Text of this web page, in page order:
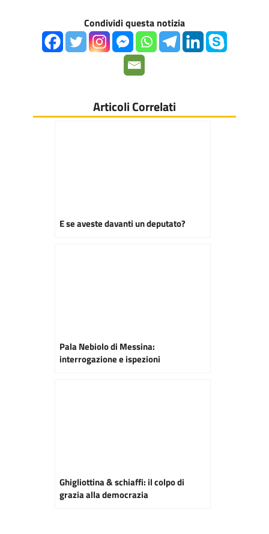
Condividi questa notizia
Articoli Correlati
E se aveste davanti un deputato?
Pala Nebiolo di Messina:
interrogazione e ispezioni
Ghigliottina & schiaffi: il colpo di
grazia alla democrazia